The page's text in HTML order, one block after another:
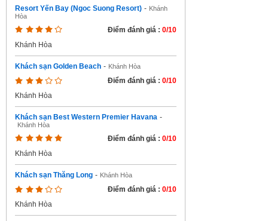
Resort Yến Bay (Ngoc Suong Resort) - Khánh
Hòa
Điểm đánh giá : 0/10
Khánh Hòa
Khách sạn Golden Beach - Khánh Hòa
Điểm đánh giá : 0/10
Khánh Hòa
Khách sạn Best Western Premier Havana -
Khánh Hòa
Điểm đánh giá : 0/10
Khánh Hòa
Khách sạn Thăng Long - Khánh Hòa
Điểm đánh giá : 0/10
Khánh Hòa